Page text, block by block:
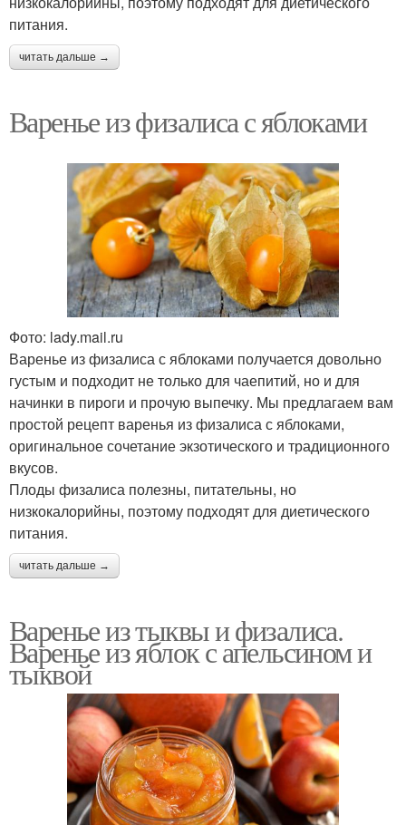
питания.
читать дальше →
Варенье из физалиса с яблоками
Фото: lady.mail.ru
Варенье из физалиса с яблоками получается довольно
густым и подходит не только для чаепитий, но и для
начинки в пироги и прочую выпечку. Мы предлагаем вам
простой рецепт варенья из физалиса с яблоками,
оригинальное сочетание экзотического и традиционного
вкусов.
Плоды физалиса полезны, питательны, но
низкокалорийны, поэтому подходят для диетического
питания.
читать дальше →
Варенье из тыквы и физалиса.
Варенье из яблок с апельсином и
тыквой